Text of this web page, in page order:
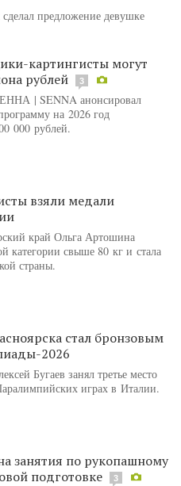
предложение девушке
картингисты могут
рублей
3
| SENNA анонсировал
на 2026 год
000 рублей.
взяли медали
край Ольга Артошина
категории свыше 80 кг и стала
страны.
стал бронзовым
2026
Бугаев занял третье место
играх в Италии.
занятия по рукопашному
подготовке
3